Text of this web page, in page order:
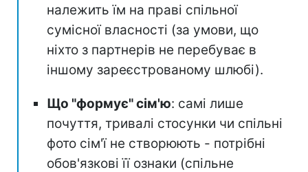
належить їм на праві спільної
сумісної власності (за умови, що
ніхто з партнерів не перебуває в
іншому зареєстрованому шлюбі).
Що "формує" сім'ю: самі лише
почуття, тривалі стосунки чи спільні
фото сім'ї не створюють - потрібні
обов'язкові її ознаки (спільне